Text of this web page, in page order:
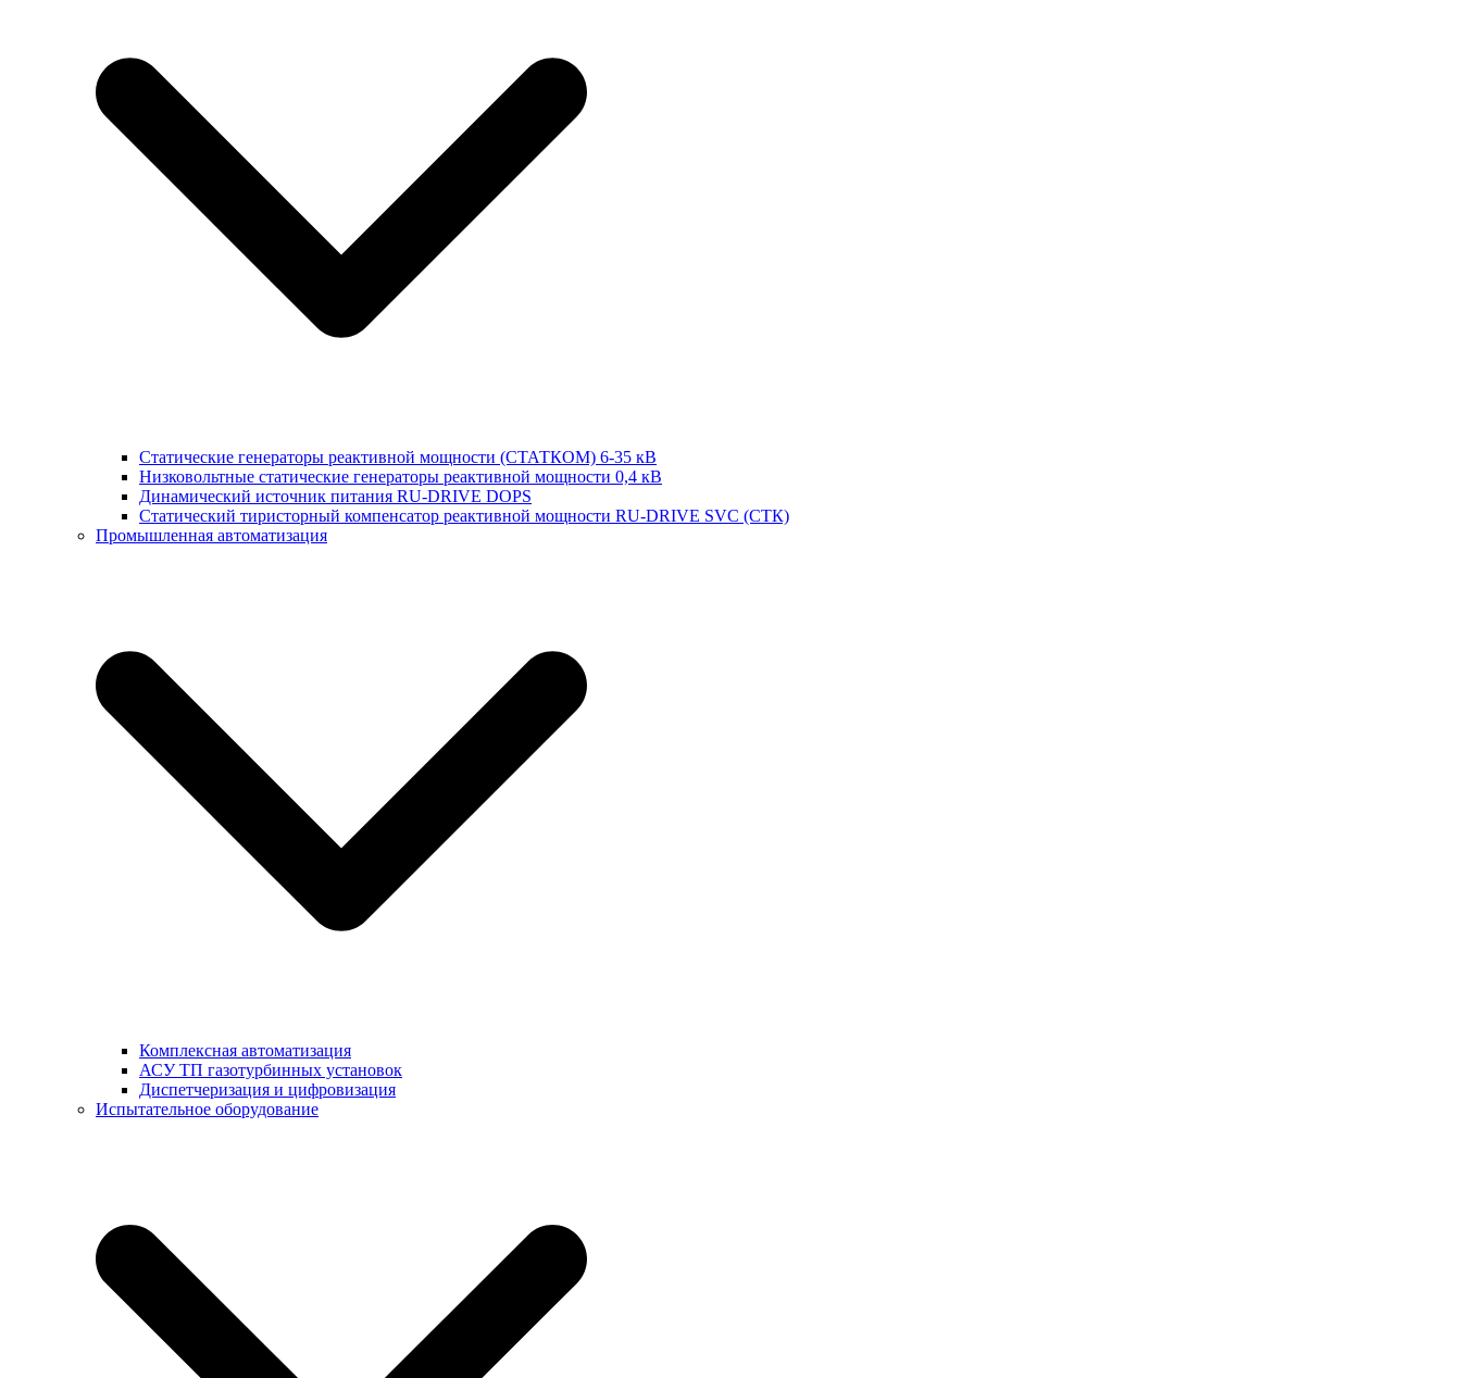
Статические генераторы реактивной мощности (СТАТКОМ) 6-35 кВ
Низковольтные статические генераторы реактивной мощности 0,4 кВ
Динамический источник питания RU-DRIVE DOPS
Cтатический тиристорный компенсатор реактивной мощности RU-DRIVE SVC (СТК)
Промышленная автоматизация
Комплексная автоматизация
АСУ ТП газотурбинных установок
Диспетчеризация и цифровизация
Испытательное оборудование